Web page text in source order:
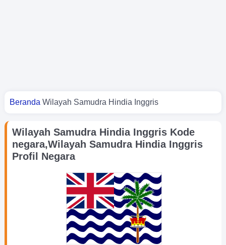
Kamu di sini
Beranda Wilayah Samudra Hindia Inggris
Wilayah Samudra Hindia Inggris Kode
negara,Wilayah Samudra Hindia Inggris
Profil Negara